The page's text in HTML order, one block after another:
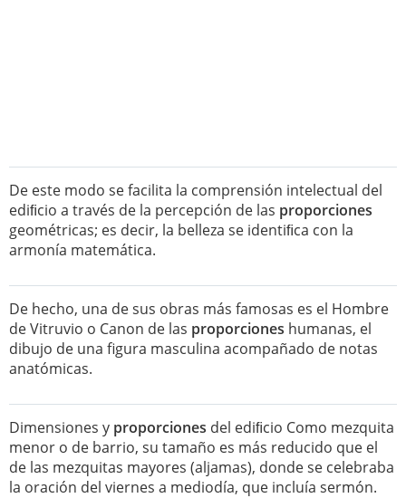
De este modo se facilita la comprensión intelectual del
ediﬁcio a través de la percepción de las proporciones
geométricas; es decir, la belleza se identiﬁca con la
armonía matemática.
De hecho, una de sus obras más famosas es el Hombre
de Vitruvio o Canon de las proporciones humanas, el
dibujo de una figura masculina acompañado de notas
anatómicas.
Dimensiones y proporciones del ediﬁcio Como mezquita
menor o de barrio, su tamaño es más reducido que el
de las mezquitas mayores (aljamas), donde se celebraba
la oración del viernes a mediodía, que incluía sermón.